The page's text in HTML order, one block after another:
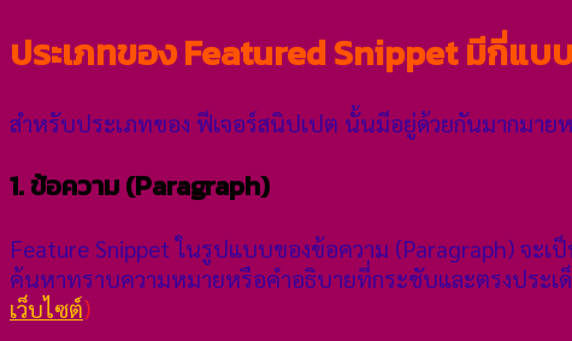
ประเภทของ Featured Snippet มีกี่แบบ
สำหรับประเภทของ ฟีเจอร์สนิปเปต นั้นมีอยู่ด้วยกันมากม
1. ข้อความ (Paragraph)
Feature Snippet ในรูปแบบของข้อความ (Paragraph) จะ
ค้นหาทราบความหมายหรือคำอธิบายที่กระชับและตรงประเ
เว็บไซต์)